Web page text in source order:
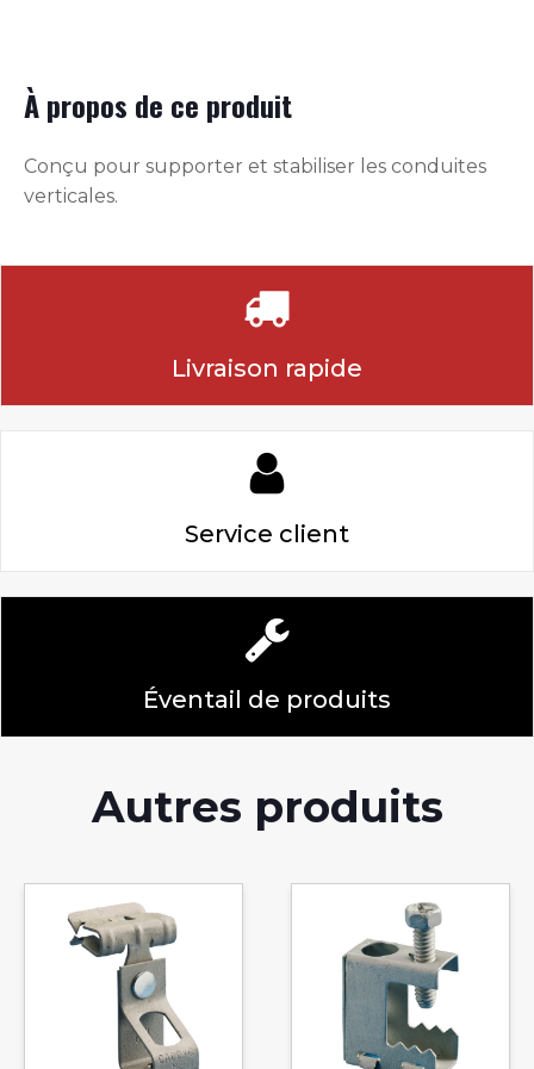
À propos de ce produit
Conçu pour supporter et stabiliser les conduites
verticales.
Livraison rapide
Service client
Éventail de produits
Autres produits
produit